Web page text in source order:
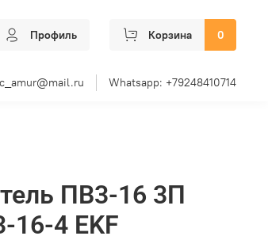
Профиль Корзина 0
Whatsapp: +79248410714
ПВ3-16 3П
16-4 EKF